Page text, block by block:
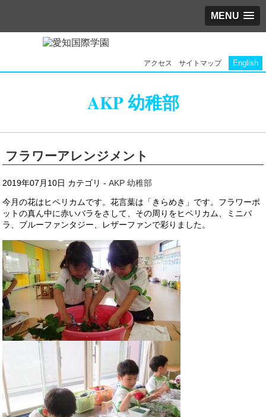
MENU
アクセス サイトマップ English
AKP 幼稚部
フラワーアレンジメント
2019年07月10日 カテゴリ -AKP 幼稚部
今月の花はヒペリカムです。花言葉は「きらめき」です。フラワーポ
ットの真ん中に赤いバラをさして、その周りをヒペリカム、ミニバ
ラ、ブルーファンタジー、レザーファンで彩りました。